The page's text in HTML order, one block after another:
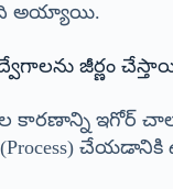
అయ్యాయి.
జీర్ణం
కారణాన్ని ఇగోర్